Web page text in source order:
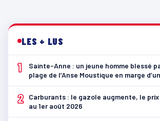
LES + LUS
1
Sainte-Anne : un jeune homme blessé
plage de l’Anse Moustique en marge
2
Carburants : le gazole augmente, le
au 1er août 2026